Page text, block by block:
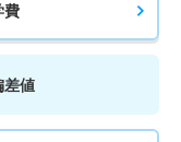
費
差値